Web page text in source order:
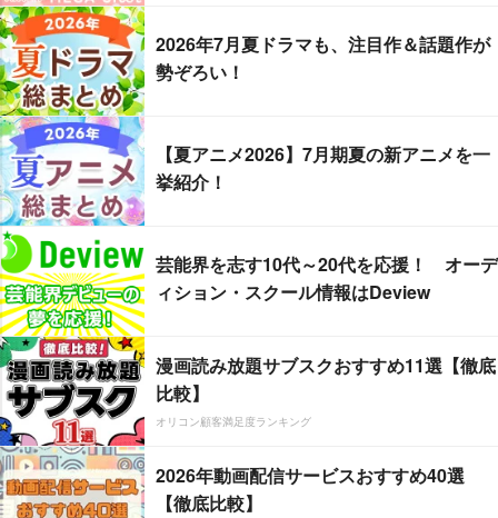
2026年7月夏ドラマも、注目作＆話題作が
勢ぞろい！
【夏アニメ2026】7月期夏の新アニメを一
挙紹介！
芸能界を志す10代～20代を応援！ オーデ
ィション・スクール情報はDeview
漫画読み放題サブスクおすすめ11選【徹底
比較】
オリコン顧客満足度ランキング
2026年動画配信サービスおすすめ40選
【徹底比較】